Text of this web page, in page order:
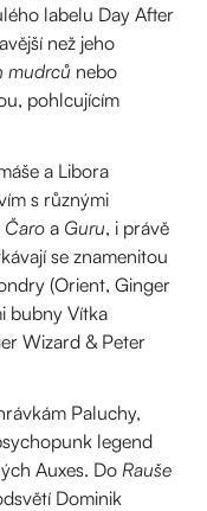
labelu Day After
než jeho
mudrců nebo
pohlcujícím
a Libora
s různými
Čaro a Guru, i právě
se znamenitou
(Orient, Ginger
bubny Vítka
Wizard & Peter
Paluchy,
legend
Auxes. Do Rauše
Dominik